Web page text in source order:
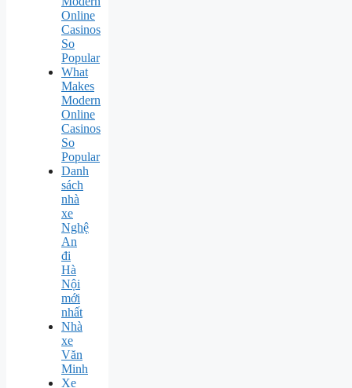
Online
Casinos
So
Popular
What
Makes
Modern
Online
Casinos
So
Popular
Danh
sách
nhà
xe
Nghệ
An
đi
Hà
Nội
mới
nhất
Nhà
xe
Văn
Minh
Xe